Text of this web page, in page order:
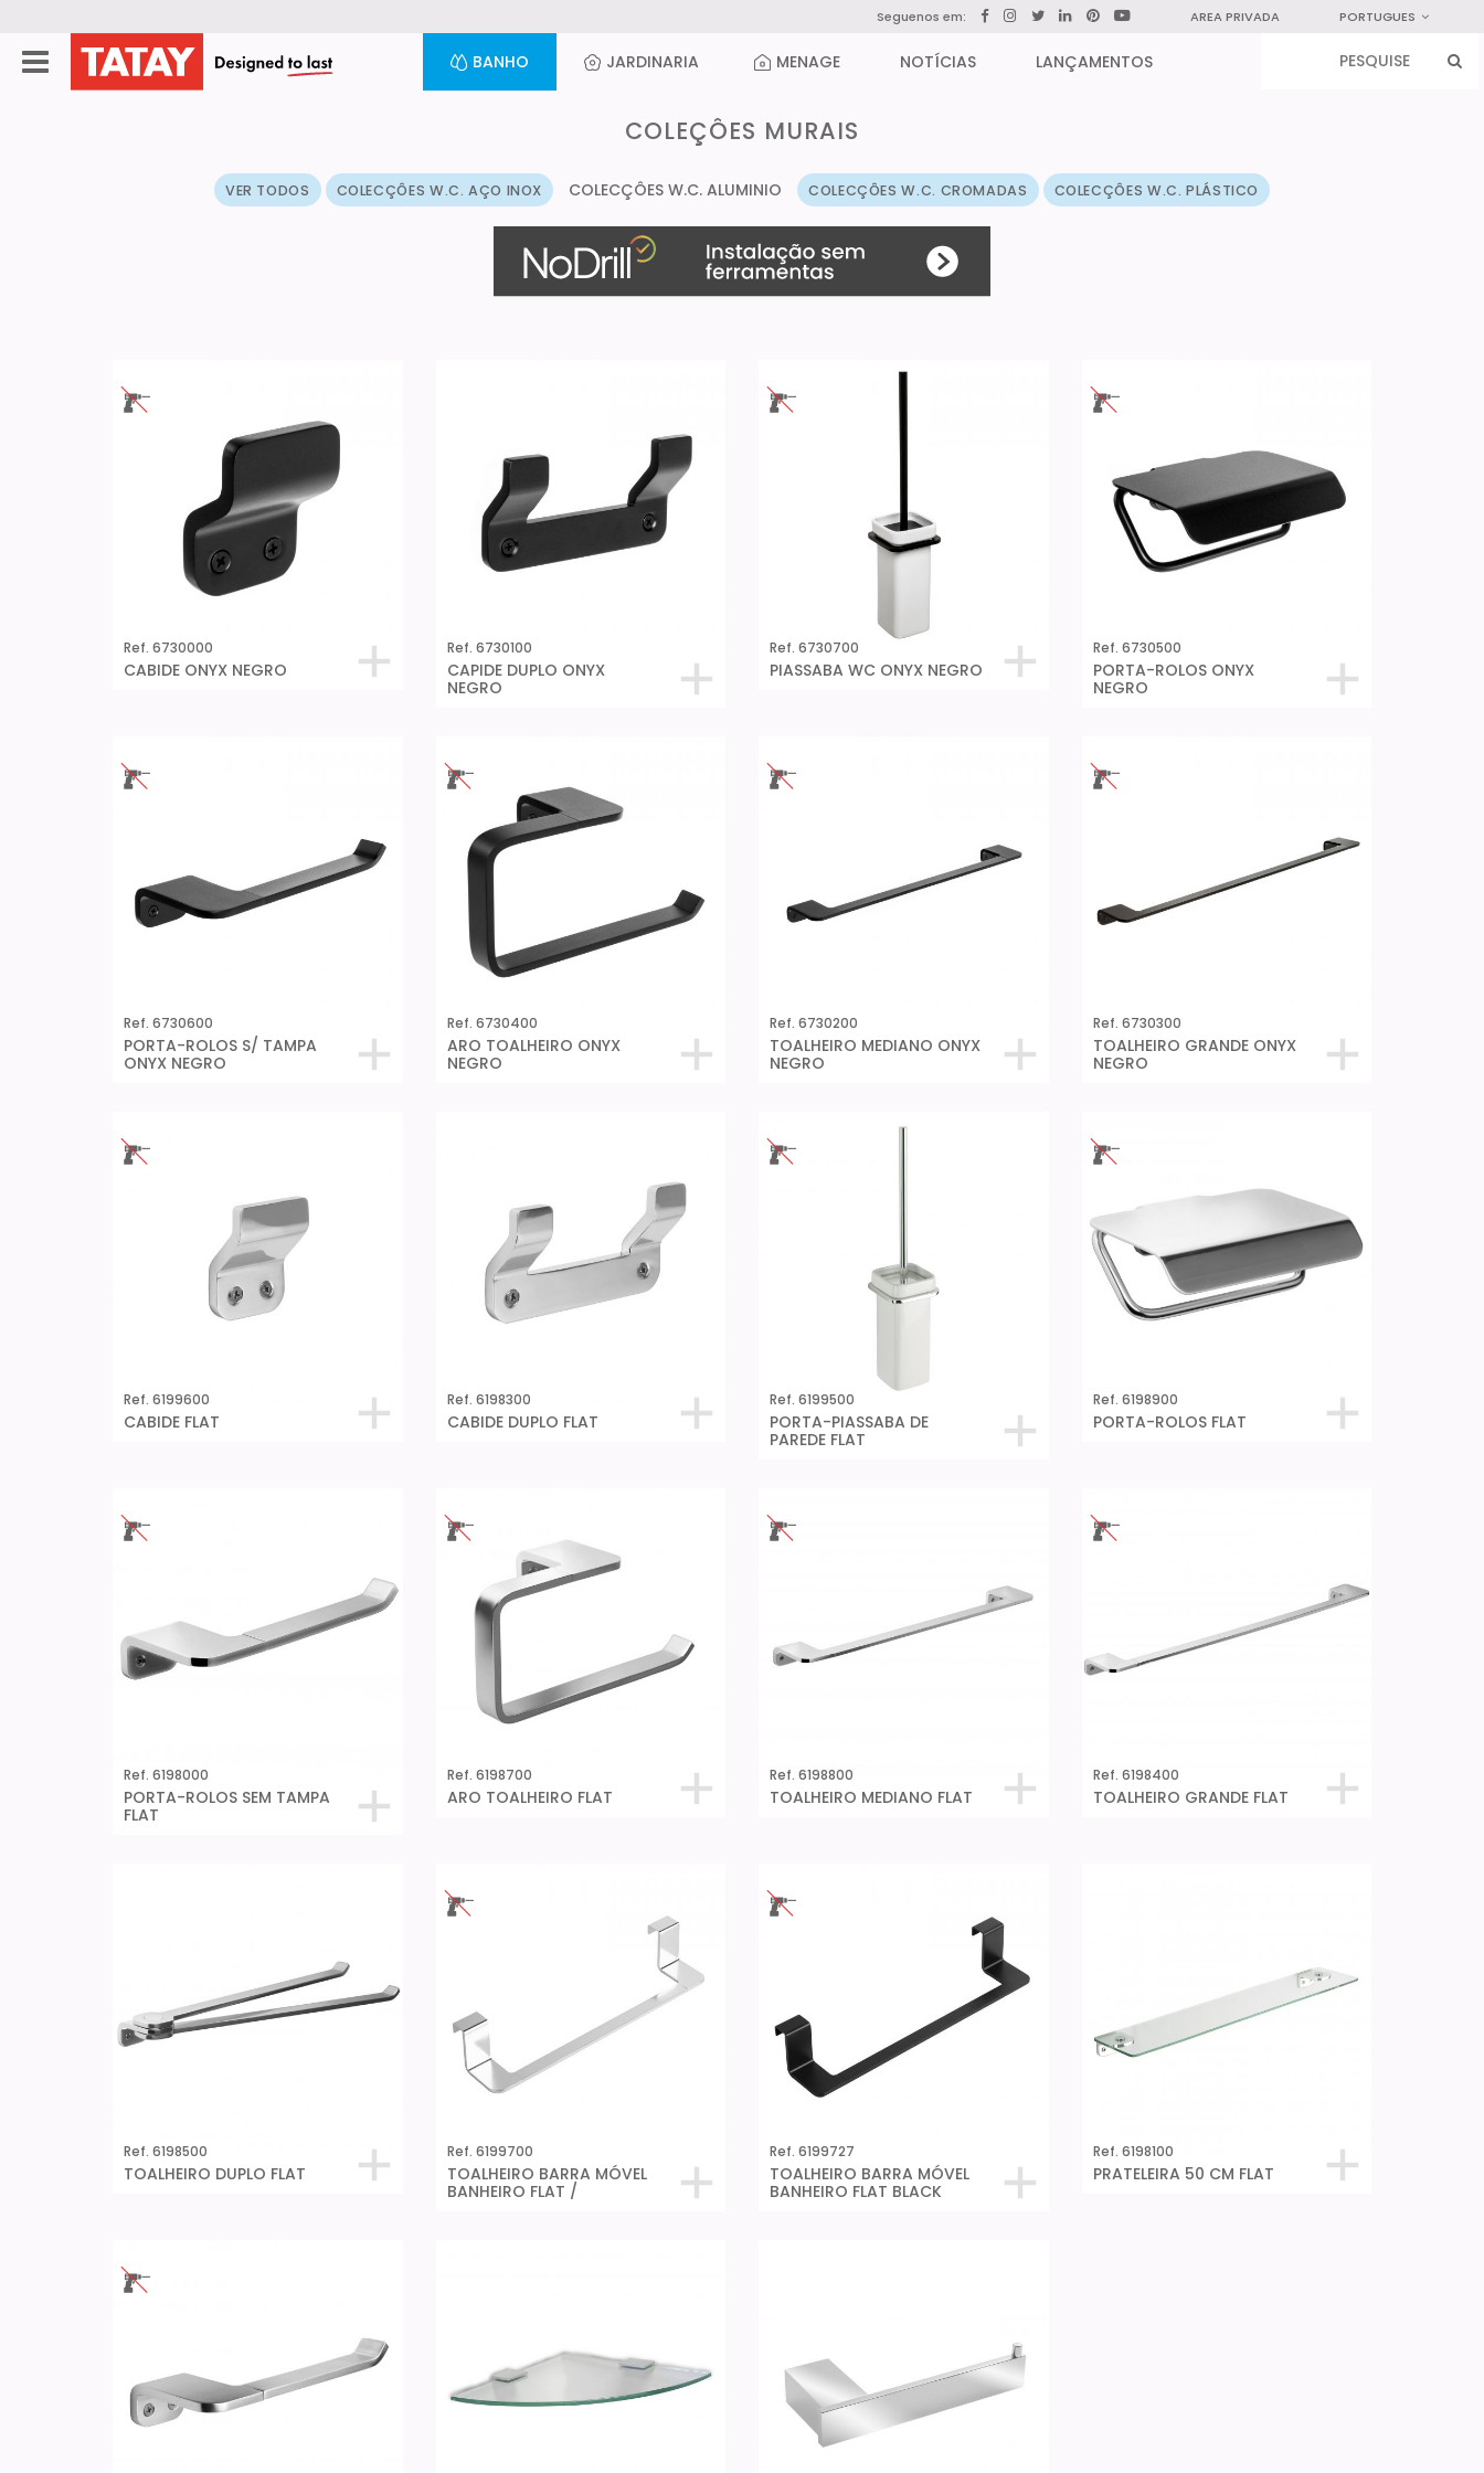
Seguenos em: AREA PRIVADA PORTUGUES
BANHO JARDINARIA MENAGE NOTÍCIAS LANÇAMENTOS
COLEÇÔES MURAIS
VER TODOS COLECÇÔES W.C. AÇO INOX COLECÇÔES W.C. ALUMINIO COLECÇÔES W.C. CROMADAS COLECÇÔES W.C. PLÁSTICO
Ref. 6730000
CABIDE ONYX NEGRO
Ref. 6730100
CAPIDE DUPLO ONYX
NEGRO
Ref. 6730700
PIASSABA WC ONYX NEGRO
Ref. 6730500
PORTA-ROLOS ONYX
NEGRO
Ref. 6730600
PORTA-ROLOS S/ TAMPA
ONYX NEGRO
Ref. 6730400
ARO TOALHEIRO ONYX
NEGRO
Ref. 6730200
TOALHEIRO MEDIANO ONYX
NEGRO
Ref. 6730300
TOALHEIRO GRANDE ONYX
NEGRO
Ref. 6199600
CABIDE FLAT
Ref. 6198300
CABIDE DUPLO FLAT
Ref. 6199500
PORTA-PIASSABA DE
PAREDE FLAT
Ref. 6198900
PORTA-ROLOS FLAT
Ref. 6198000
PORTA-ROLOS SEM TAMPA
FLAT
Ref. 6198700
ARO TOALHEIRO FLAT
Ref. 6198800
TOALHEIRO MEDIANO FLAT
Ref. 6198400
TOALHEIRO GRANDE FLAT
Ref. 6198500
TOALHEIRO DUPLO FLAT
Ref. 6199700
TOALHEIRO BARRA MÓVEL
BANHEIRO FLAT /
Ref. 6199727
TOALHEIRO BARRA MÓVEL
BANHEIRO FLAT BLACK
Ref. 6198100
PRATELEIRA 50 CM FLAT